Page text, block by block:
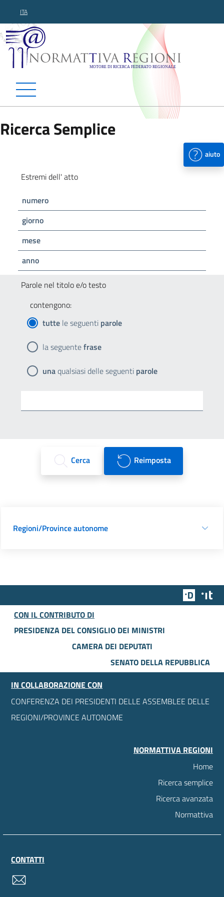
ITA
Normattiva Regioni -
Ricerca Semplice
aiuto
Estremi dell' atto
numero
giorno
mese
anno
Parole nel titolo e/o testo
contengono:
tutte le seguenti parole
la seguentefrase
unaqualsiasi delle seguenti parole
Cerca Reimposta
Regioni/Province autonome
Team
CON IL CONTRIBUTO DI
PRESIDENZA DEL CONSIGLIO DEI MINISTRI
CAMERA DEI DEPUTATI
SENATO DELLA REPUBBLICA
IN COLLABORAZIONE CON
CONFERENZA DEI PRESIDENTI DELLE ASSEMBLEE DELLE
REGIONI/PROVINCE AUTONOME
NORMATTIVA REGIONI
Home
Ricerca semplice
Ricerca avanzata
Normattiva
CONTATTI